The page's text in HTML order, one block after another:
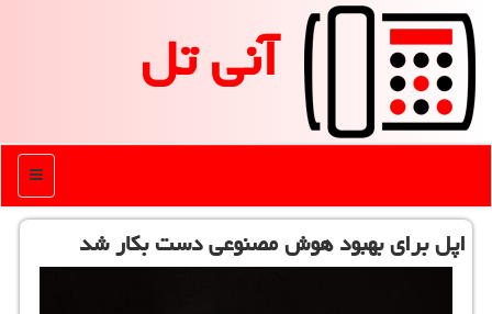
آنی تل
منو
اپل برای بهبود هوش مصنوعی دست بكار شد